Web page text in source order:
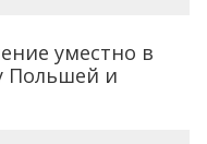
уместно в
Польшей и